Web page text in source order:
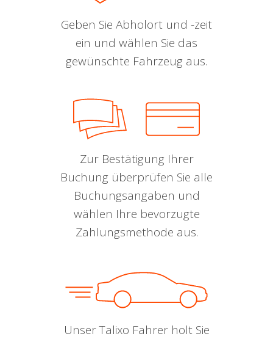
Geben Sie Abholort und -zeit
ein und wählen Sie das
gewünschte Fahrzeug aus.
Zur Bestätigung Ihrer
Buchung überprüfen Sie alle
Buchungsangaben und
wählen Ihre bevorzugte
Zahlungsmethode aus.
Unser Talixo Fahrer holt Sie